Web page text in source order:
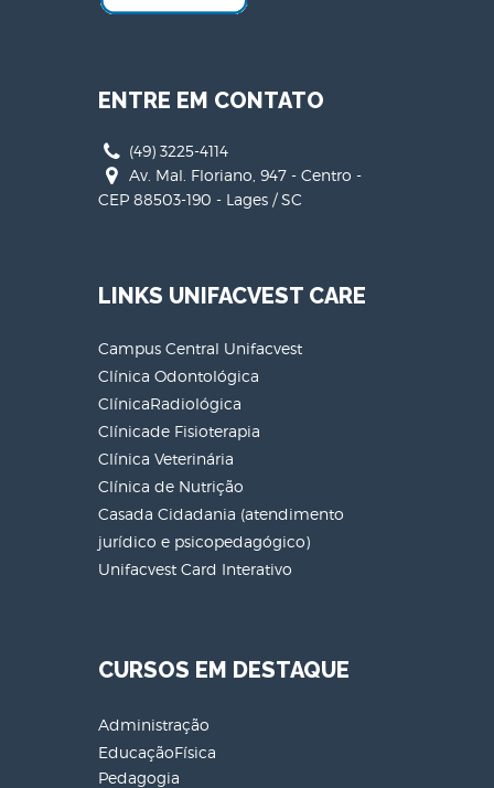
ENTRE EM CONTATO
(49) 3225-4114
Av. Mal. Floriano, 947 - Centro -
CEP 88503-190 - Lages / SC
LINKS UNIFACVEST CARE
Campus Central Unifacvest
Clínica Odontológica
ClínicaRadiológica
Clínicade Fisioterapia
Clínica Veterinária
Clínica de Nutrição
Casada Cidadania (atendimento
jurídico e psicopedagógico)
Unifacvest Card Interativo
CURSOS EM DESTAQUE
Administração
EducaçãoFísica
Pedagogia